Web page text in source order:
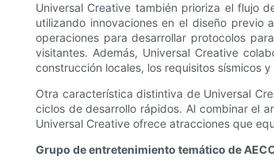
Universal Creative también prioriza el flujo
utilizando innovaciones en el diseño
operaciones para desarrollar protocolos
visitantes. Además, Universal Creative
construcción locales, los requisitos sísmicos
Otra característica distintiva de Universal
ciclos de desarrollo rápidos. Al combinar el
Universal Creative ofrece atracciones que
Grupo de entretenimiento temático de